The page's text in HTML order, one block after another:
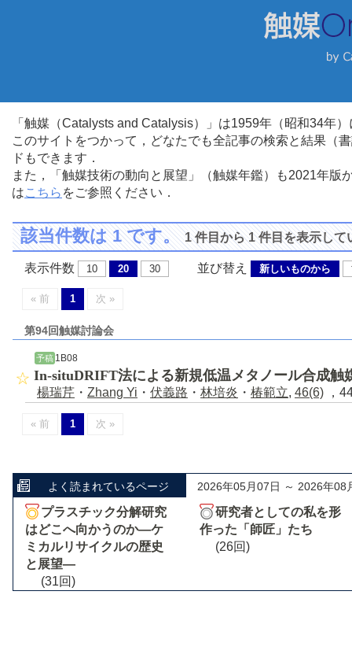
「触媒（Catalysts and Catalysis）」は1959年（昭和34年
このサイトをつかって，どなたでも全記事の検索と結果（
ドもできます．
また，「触媒技術の動向と展望」（触媒年鑑）も2021年
はこちら をご参照ください．
該当件数は 1 です。1 件目から 1 件目を表示して
表示件数 10 20 30 並び替え 新しいものから
« 前 1 次 »
第94回触媒討論会
予稿 1B08
In-situDRIFT法による新規低温メタノール合成触
楊瑞芹 ・ Zhang Yi ・ 伏義路 ・ 林培炎 ・ 椿範立, 46(6) ，
« 前 1 次 »
よく読まれているページ 2026年05月07日 ～ 2026年08
プラスチック分解研究
はどこへ向かうのか―ケ
ミカルリサイクルの歴史
と展望―
(31回)
研究者としての私を形
作った「師匠」たち
(26回)